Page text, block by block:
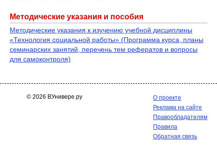
Методические указания и пособия
Методические указания к изучению учебной дисциплины
«Технология социальной работы» (Программа курса, планы
семинарских занятий, перечень тем рефератов и вопросы
для самоконтроля)
© 2026 ВУнивере.ру
О проекте
Реклама на сайте
Правообладателям
Правила
Обратная связь